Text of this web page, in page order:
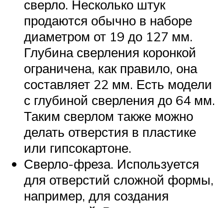
сверло. Несколько штук
продаются обычно в наборе
диаметром от 19 до 127 мм.
Глубина сверления коронкой
ограничена, как правило, она
составляет 22 мм. Есть модели
с глубиной сверления до 64 мм.
Таким сверлом также можно
делать отверстия в пластике
или гипсокартоне.
Сверло-фреза. Используется
для отверстий сложной формы,
например, для создания